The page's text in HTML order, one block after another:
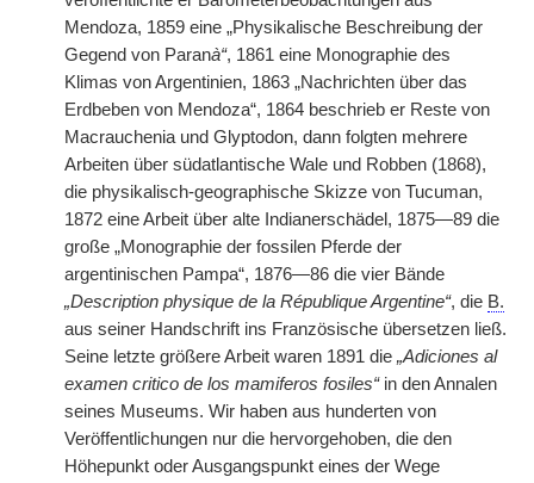
Mendoza, 1859 eine „Physikalische Beschreibung der
Gegend von Paranà“, 1861 eine Monographie des
Klimas von Argentinien, 1863 „Nachrichten über das
Erdbeben von Mendoza“, 1864 beschrieb er Reste von
Macrauchenia und Glyptodon, dann folgten mehrere
Arbeiten über südatlantische Wale und Robben (1868),
die physikalisch-geographische Skizze von Tucuman,
1872 eine Arbeit über alte Indianerschädel, 1875—89 die
große „Monographie der fossilen Pferde der
argentinischen Pampa“, 1876—86 die vier Bände
„Description physique de la République Argentine“, die B.
aus seiner Handschrift ins Französische übersetzen ließ.
Seine letzte größere Arbeit waren 1891 die „Adiciones al
examen critico de los mamiferos fosiles“in den Annalen
seines Museums. Wir haben aus hunderten von
Veröffentlichungen nur die hervorgehoben, die den
Höhepunkt oder Ausgangspunkt eines der Wege